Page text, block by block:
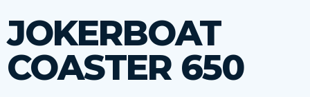
JOKERBOAT
COASTER 650